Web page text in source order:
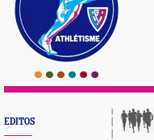
EDITOS